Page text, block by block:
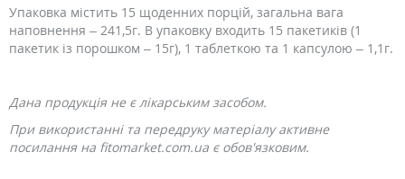
Упаковка містить 15 щоденних порцій, загальна вага
наповнення – 241,5г. В упаковку входить 15 пакетиків (1
пакетик із порошком – 15г), 1 таблеткою та 1 капсулою – 1,1г.
Дана продукція не є лікарським засобом.
При використанні та передруку матеріалу активне
посилання на fitomarket.com.ua є обов'язковим.